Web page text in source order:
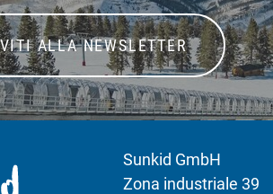
ALLA NEWSLETTER
Sunkid GmbH
Zona industriale 39